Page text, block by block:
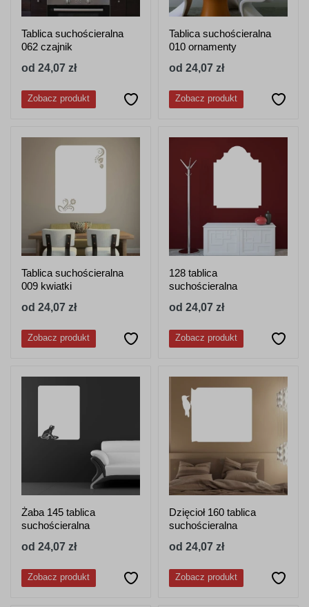
Tablica suchościeralna
062 czajnik
od 24,07 zł
Zobacz produkt
Tablica suchościeralna
010 ornamenty
od 24,07 zł
Zobacz produkt
Tablica suchościeralna
009 kwiatki
od 24,07 zł
Zobacz produkt
128 tablica
suchościeralna
od 24,07 zł
Zobacz produkt
Żaba 145 tablica
suchościeralna
od 24,07 zł
Zobacz produkt
Dzięcioł 160 tablica
suchościeralna
od 24,07 zł
Zobacz produkt